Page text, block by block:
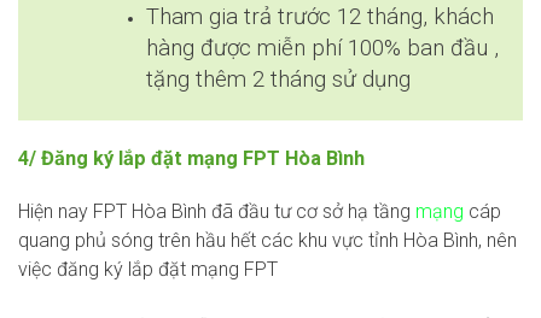
Tham gia trả trước 12 tháng, khách
hàng được miễn phí 100% ban đầu ,
tặng thêm 2 tháng sử dụng
4/ Đăng ký lắp đặt mạng FPT Hòa Bình
Hiện nay FPT Hòa Bình đã đầu tư cơ sở hạ tầng mạng cáp
quang phủ sóng trên hầu hết các khu vực tỉnh Hòa Bình, nên
việc đăng ký lắp đặt mạng FPT